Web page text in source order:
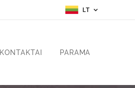
LT
KONTAKTAI PARAMA